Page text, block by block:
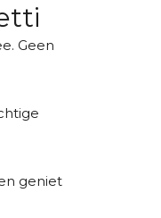
Geen
geniet